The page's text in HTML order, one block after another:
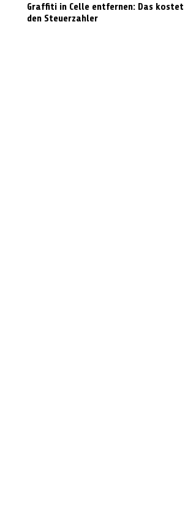
Graffiti in Celle entfernen: Das kostet es
den Steuerzahler